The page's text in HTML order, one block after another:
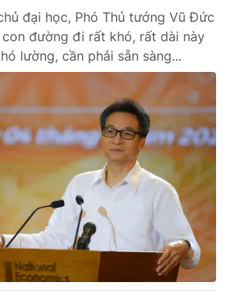
đại học, Phó Thủ tướng Vũ Đức
đường đi rất khó, rất dài này
lường, cần phải sẵn sàng...